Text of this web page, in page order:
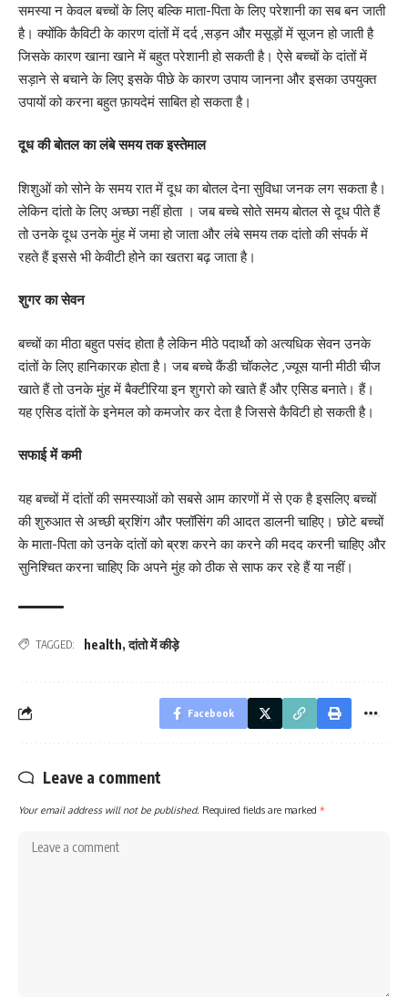
समस्या न केवल बच्चों के लिए बल्कि माता-पिता के लिए परेशानी का सब बन जाती
है। क्योंकि कैविटी के कारण दांतों में दर्द ,सड़न और मसूड़ों में सूजन हो जाती है
जिसके कारण खाना खाने में बहुत परेशानी हो सकती है। ऐसे बच्चों के दांतों में
सड़ाने से बचाने के लिए इसके पीछे के कारण उपाय जानना और इसका उपयुक्त
उपायों को करना बहुत फ़ायदेमं साबित हो सकता है।
दूध की बोतल का लंबे समय तक इस्तेमाल
शिशुओं को सोने के समय रात में दूध का बोतल देना सुविधा जनक लग सकता है।
लेकिन दांतो के लिए अच्छा नहीं होता । जब बच्चे सोते समय बोतल से दूध पीते हैं
तो उनके दूध उनके मुंह में जमा हो जाता और लंबे समय तक दांतो की संपर्क में
रहते हैं इससे भी केवीटी होने का खतरा बढ़ जाता है।
शुगर का सेवन
बच्चों का मीठा बहुत पसंद होता है लेकिन मीठे पदार्थो को अत्यधिक सेवन उनके
दांतों के लिए हानिकारक होता है। जब बच्चे कैंडी चॉकलेट ,ज्यूस यानी मीठी चीज
खाते हैं तो उनके मुंह में बैक्टीरिया इन शुगरो को खाते हैं और एसिड बनाते। हैं।
यह एसिड दांतों के इनेमल को कमजोर कर देता है जिससे कैविटी हो सकती है।
सफाई में कमी
यह बच्चों में दांतों की समस्याओं को सबसे आम कारणों में से एक है इसलिए बच्चों
की शुरुआत से अच्छी ब्रशिंग और फ्लॉसिंग की आदत डालनी चाहिए। छोटे बच्चों
के माता-पिता को उनके दांतों को ब्रश करने का करने की मदद करनी चाहिए और
सुनिश्चित करना चाहिए कि अपने मुंह को ठीक से साफ कर रहे हैं या नहीं।
TAGGED: health,दांतो में कीड़े
Facebook
Leave a comment
Your email address will not be published. Required fields are marked *